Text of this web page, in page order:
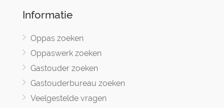
Informatie
Oppas zoeken
Oppaswerk zoeken
Gastouder zoeken
Gastouderbureau zoeken
Veelgestelde vragen